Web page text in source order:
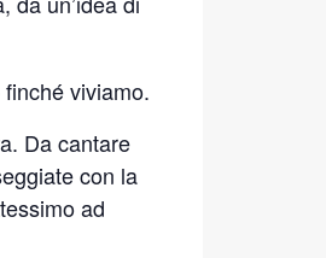
viviamo.
Da cantare
con la
ad